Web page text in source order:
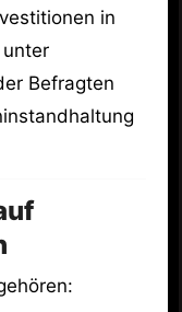
in
Befragten